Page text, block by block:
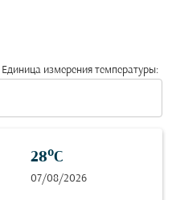
Единица измерения температуры:
28°C
07/08/2026